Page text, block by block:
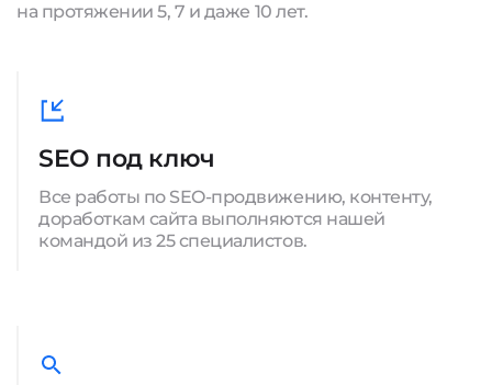
на протяжении 5, 7 и даже 10 лет.
SEO под ключ
Все работы по SEO-продвижению, контенту,
доработкам сайта выполняются нашей
командой из 25 специалистов.